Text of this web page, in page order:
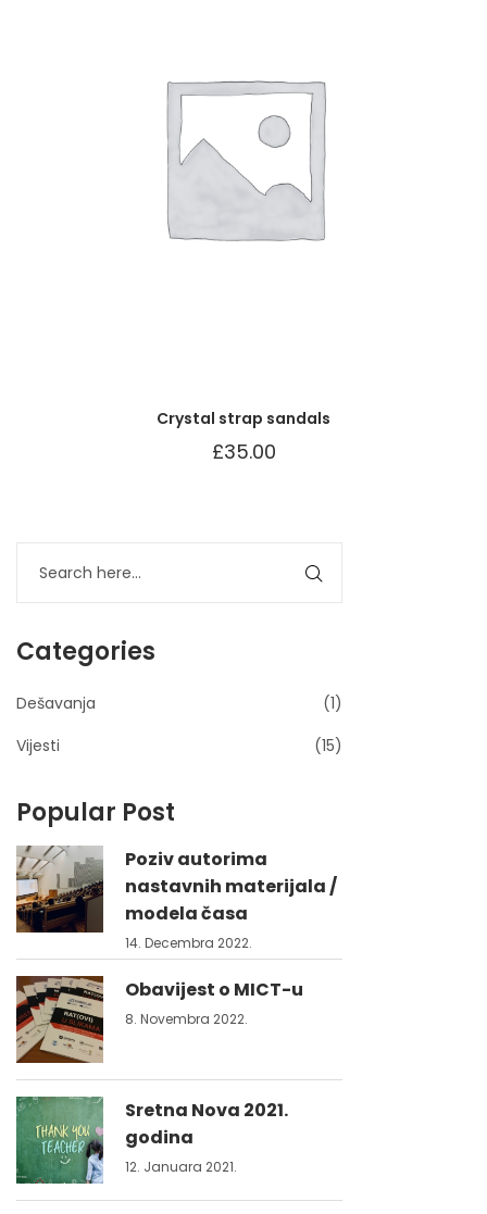
Crystal strap sandals
£35.00
Categories
Dešavanja
(1)
Vijesti
(15)
Popular Post
Poziv autorima
nastavnih materijala /
modela časa
14. Decembra 2022.
Obavijest o MICT-u
8. Novembra 2022.
Sretna Nova 2021.
godina
12. Januara 2021.